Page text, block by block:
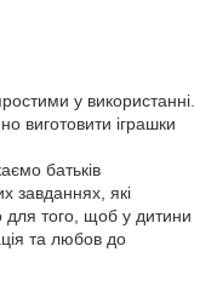
у використанні.
виготовити іграшки
батьків
завданнях, які
для того, щоб у дитини
та любов до